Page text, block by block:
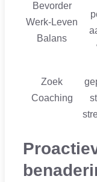
Bevorder
Werk-Leven
Balans
Zoek
Coaching